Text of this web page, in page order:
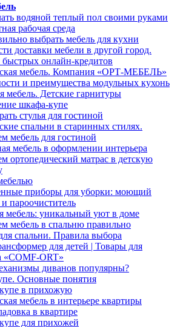
водяной теплый пол своими руками
рабочая среда
выбрать мебель для кухни
доставки мебели в другой город.
онлайн-кредитов
мебель. Компания «ОРТ-МЕБЕЛЬ»
и преимущества модульных кухонь
мебель. Детские гарнитуры
шкафа-купе
стулья для гостиной
спальни в старинных стилях.
мебель для гостиной
мебель в оформлении интерьера
ортопедический матрас в детскую
приборы для уборки: моющий
пароочиститель
мебель: уникальный уют в доме
мебель в спальню правильно
спальни. Правила выбора
для детей | Товары для
«COMF-ORT»
диванов популярны?
Основные понятия
в прихожую
мебель в интерьере квартиры
в квартире
для прихожей